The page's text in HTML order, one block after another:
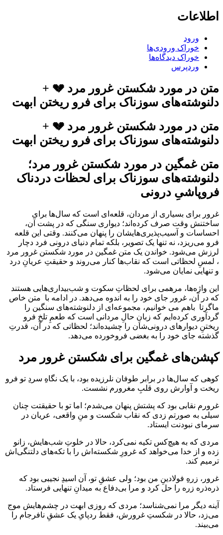
اطلاعات
ورود
خوراک ورودی‌ها
خوراک دیدگاه‌ها
وردپرس
متن در مورد شکستن غرور مرد 💔 +
دلنوشته‌های سوزناک برای فرو ریختن ابهت
متن در مورد شکستن غرور مرد 💔 +
دلنوشته‌های سوزناک برای فرو ریختن ابهت
متن غمگین در مورد شکستن غرور مرد؛
دلنوشته‌های سوزناک برای لحظات دردناک
فروپاشیِ درونی
غرور برای بسیاری از مردان، قلعه‌ای است که سال‌ها برای
ساختنش وقت صرف کرده‌اند؛ دیواری سنگی که در پشت آن،
احساسات و آسیب‌پذیری‌هایشان را پنهان می‌کنند. وقتی این قلعه
فرو می‌ریزد، نه تنها یک تصویر، بلکه تمام دنیای درونی فرد دچار
لرزش می‌شود. خواندن یک متن غمگین در مورد شکستن غرور مرد
، لمسِ لحظاتی است که نقاب‌ها کنار می‌روند و حقیقتِ عریانِ درد
و تنهایی نمایان می‌شود.
این واژه‌ها، مرهمی برای لحظاتِ سکوت و شب‌بیداری‌هایی هستند
که در آن، غرور جای خود را به اندوه می‌دهد. در ادامه با متن خاص
ماگرتا باهم می خوانیم، مجموعه‌ای از دلنوشته‌های سنگین را
گردآوری کرده‌ایم که زبانِ حالِ مردانی است که طعمِ تلخِ فرو
ریختنِ دیوارهای درونی‌شان را چشیده‌اند؛ لحظاتی که در آن، قدرتِ
گذشته جای خود را به بغضی فروخورده می‌دهد.
کپشن‌های غمگین برای شکستن غرور مرد
کوهی که سال‌ها در برابر طوفان نلرزیده بود، با یک نگاهِ سردِ تو فرو
ریخت و آوارش روی قلبِ مغرورم نشست.
غرورم نقابی بود که پشتش پنهان می‌شدم؛ اما تو با حقیقتت چنان
سیلی به صورتم زدی که نقاب شکست و منِ واقعی، عریان در
سرمای نبودنت ایستاد.
مردی که به هیچ‌کس تکیه نمی‌کرد، حالا در خلوتِ شب‌هایش، زانو
زده و از خدا می‌خواهد که غرورِ شکسته‌اش را با تکه‌های دلتنگی‌اش
ترمیم کند.
غرور، زرهِ فولادینِ من بود؛ ولی عشقِ تو، آن اسیدِ نجیبی بود که
ذره‌ذره زره را حل کرد و مرا بی‌دفاع به میدانِ تنهایی فرستاد.
آینه دیگر مرا نمی‌شناسد؛ مردی که روزی ابهت در چشم‌هایش موج
می‌زد، حالا در شکستِ غرورش، فقط ردپایِ یک عشقِ نافرجام را
می‌بیند.